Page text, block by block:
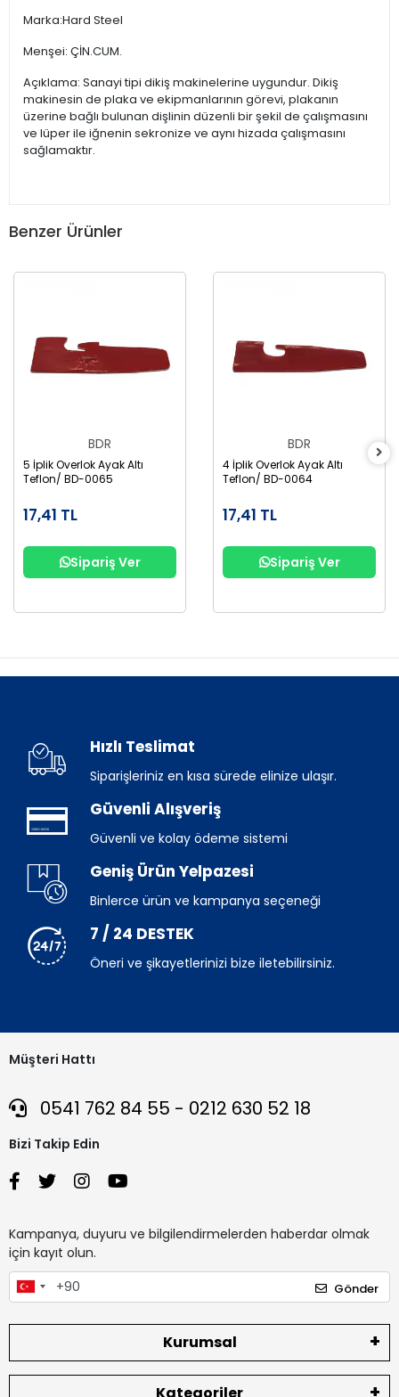
Marka:Hard Steel
Menşei: ÇİN.CUM.
Açıklama: Sanayi tipi dikiş makinelerine uygundur. Dikiş
makinesin de plaka ve ekipmanlarının görevi, plakanın
üzerine bağlı bulunan dişlinin düzenli bir şekil de çalışmasını
ve lüper ile iğnenin sekronize ve aynı hizada çalışmasını
sağlamaktır.
Benzer Ürünler
BDR
5 İplik Overlok Ayak Altı
Teflon/ BD-0065
17,41 TL
Sipariş Ver
BDR
4 İplik Overlok Ayak Altı
Teflon/ BD-0064
17,41 TL
Sipariş Ver
Hızlı Teslimat
Siparişleriniz en kısa sürede elinize ulaşır.
Güvenli Alışveriş
Güvenli ve kolay ödeme sistemi
Geniş Ürün Yelpazesi
Binlerce ürün ve kampanya seçeneği
7 / 24 DESTEK
Öneri ve şikayetlerinizi bize iletebilirsiniz.
Müşteri Hattı
0541 762 84 55 - 0212 630 52 18
Bizi Takip Edin
Kampanya, duyuru ve bilgilendirmelerden haberdar olmak
için kayıt olun.
Gönder
Kurumsal